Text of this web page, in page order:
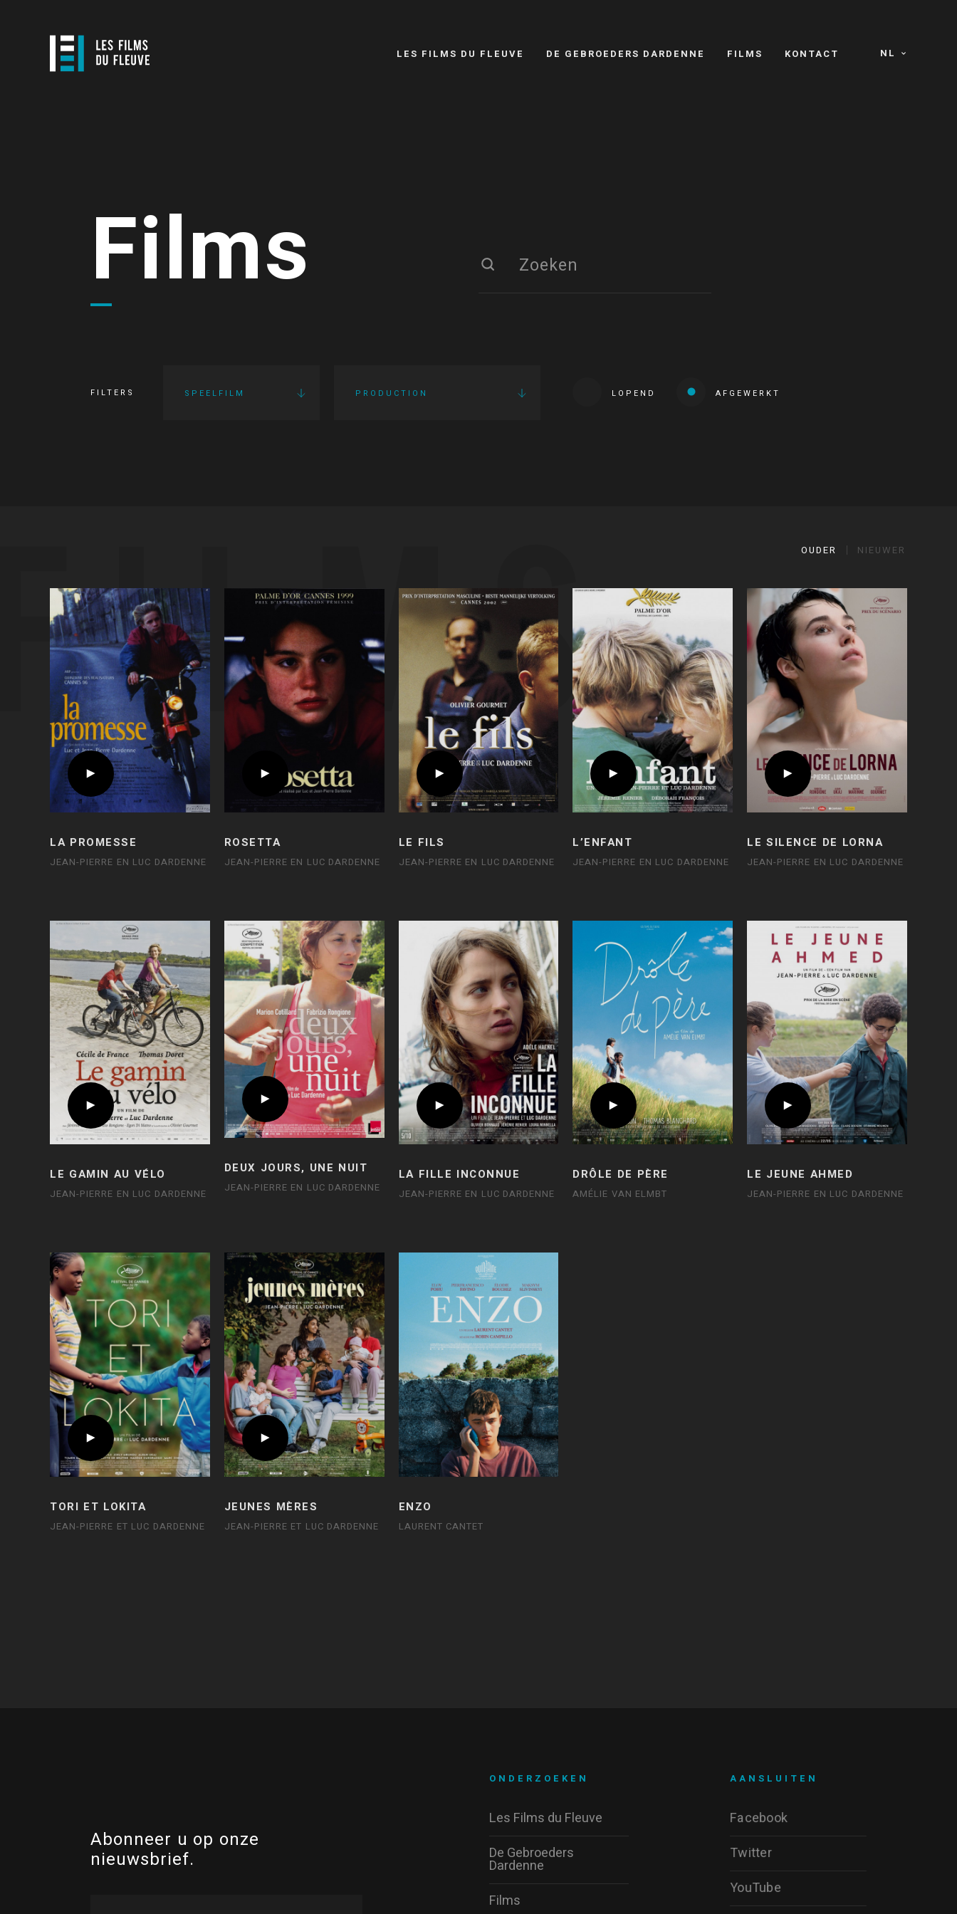
NL
LES FILMS DU FLEUVE DE GEBROEDERS DARDENNE FILMS KONTACT
Films
FILTERS SPEELFILM PRODUCTION LOPEND AFGEWERKT
OUDER NIEUWER
LA PROMESSE
JEAN-PIERRE EN LUC DARDENNE
ROSETTA
JEAN-PIERRE EN LUC DARDENNE
LE FILS
JEAN-PIERRE EN LUC DARDENNE
L’ENFANT
JEAN-PIERRE EN LUC DARDENNE
LE SILENCE DE LORNA
JEAN-PIERRE EN LUC DARDENNE
LE GAMIN AU VÉLO
JEAN-PIERRE EN LUC DARDENNE
DEUX JOURS, UNE NUIT
JEAN-PIERRE EN LUC DARDENNE
LA FILLE INCONNUE
JEAN-PIERRE EN LUC DARDENNE
DRÔLE DE PÈRE
AMÉLIE VAN ELMBT
LE JEUNE AHMED
JEAN-PIERRE EN LUC DARDENNE
TORI ET LOKITA
JEAN-PIERRE ET LUC DARDENNE
JEUNES MÈRES
JEAN-PIERRE ET LUC DARDENNE
ENZO
LAURENT CANTET
Abonneer u op onze
nieuwsbrief.
AANSLUITEN
Facebook
Twitter
YouTube
ONDERZOEKEN
Les Films du Fleuve
De Gebroeders
Dardenne
Films